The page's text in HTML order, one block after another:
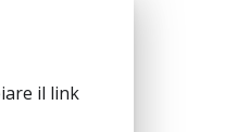
il link